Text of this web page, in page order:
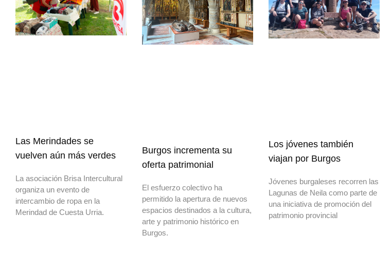
Las Merindades se
vuelven aún más verdes
La asociación Brisa Intercultural
organiza un evento de
intercambio de ropa en la
Merindad de Cuesta Urria.
Burgos incrementa su
oferta patrimonial
El esfuerzo colectivo ha
permitido la apertura de nuevos
espacios destinados a la cultura,
arte y patrimonio histórico en
Burgos.
Los jóvenes también
viajan por Burgos
Jóvenes burgaleses recorren las
Lagunas de Neila como parte de
una iniciativa de promoción del
patrimonio provincial